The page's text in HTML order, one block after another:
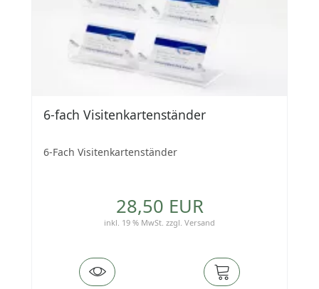
6-fach Visitenkartenständer
6-Fach Visitenkartenständer
28,50 EUR
inkl. 19 % MwSt. zzgl. Versand